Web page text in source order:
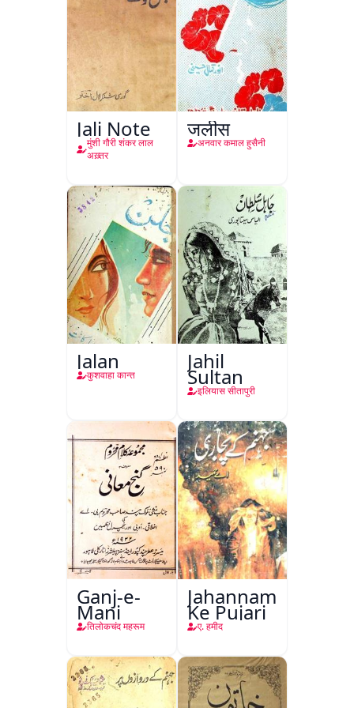
Jali Note
मुंशी गौरी शंकर लाल
अख़्तर
जलीस
अनवार कमाल हुसैनी
Jalan
कुशवाहा कान्त
Jahil
Sultan
इलियास सीतापुरी
Ganj-e-
Mani
तिलोकचंद महरूम
Jahannam
Ke Pujari
ए. हमीद